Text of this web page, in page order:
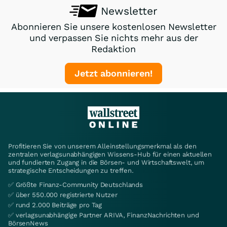
Newsletter
Abonnieren Sie unsere kostenlosen Newsletter
und verpassen Sie nichts mehr aus der
Redaktion
Jetzt abonnieren!
Profitieren Sie von unserem Alleinstellungsmerkmal als den
zentralen verlagsunabhängigen Wissens-Hub für einen aktuellen
und fundierten Zugang in die Börsen- und Wirtschaftswelt, um
strategische Entscheidungen zu treffen.
✅ Größte Finanz-Community Deutschlands
✅ über 550.000 registrierte Nutzer
✅ rund 2.000 Beiträge pro Tag
✅ verlagsunabhängige Partner ARIVA, FinanzNachrichten und
BörsenNews